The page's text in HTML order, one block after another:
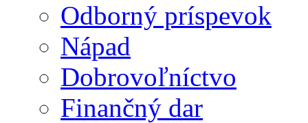
Odborný príspevok
Nápad
Dobrovoľníctvo
Finančný dar